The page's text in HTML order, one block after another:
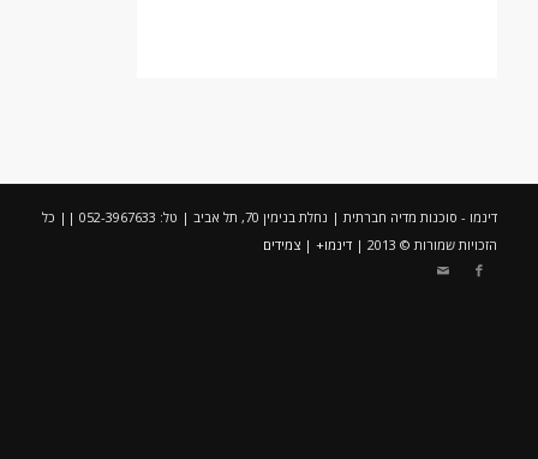
דינמו - סוכנות מדיה חברתית | נחלת בנימין 70, תל אביב | טל: 052-3967633 || כל
הזכויות שמורות © 2013 |
דינמו+| צמידים